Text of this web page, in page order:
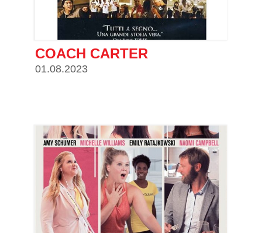
COACH CARTER
01.08.2023